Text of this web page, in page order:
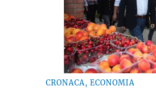
CRONACA, ECONOMIA